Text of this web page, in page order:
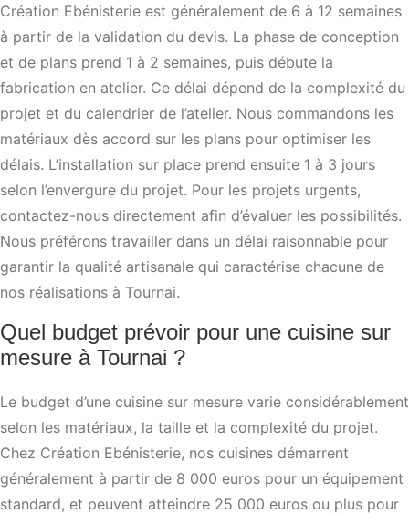
Création Ebénisterie est généralement de 6 à 12 semaines
à partir de la validation du devis. La phase de conception
et de plans prend 1 à 2 semaines, puis débute la
fabrication en atelier. Ce délai dépend de la complexité du
projet et du calendrier de l’atelier. Nous commandons les
matériaux dès accord sur les plans pour optimiser les
délais. L’installation sur place prend ensuite 1 à 3 jours
selon l’envergure du projet. Pour les projets urgents,
contactez-nous directement afin d’évaluer les possibilités.
Nous préférons travailler dans un délai raisonnable pour
garantir la qualité artisanale qui caractérise chacune de
nos réalisations à Tournai.
Quel budget prévoir pour une cuisine sur
mesure à Tournai ?
Le budget d’une cuisine sur mesure varie considérablement
selon les matériaux, la taille et la complexité du projet.
Chez Création Ebénisterie, nos cuisines démarrent
généralement à partir de 8 000 euros pour un équipement
standard, et peuvent atteindre 25 000 euros ou plus pour